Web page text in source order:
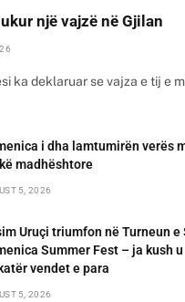
një vajzë në Gjilan
ka deklaruar se vajza e tij e
i dha lamtumirën verës
madhështore
5, 2026
Uruçi triumfon në Turneun e
Summer Fest – ja kush
vendet e para
5, 2026